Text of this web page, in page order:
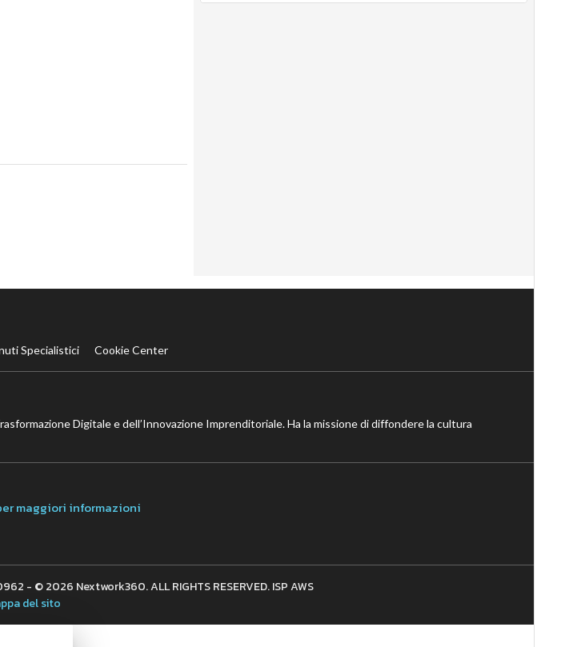
Specialistici Cookie Center
Digitale e dell’Innovazione Imprenditoriale. Ha la missione di diffondere la cultura
maggiori informazioni
- © 2026 Nextwork360. ALL RIGHTS RESERVED. ISP AWS
del sito